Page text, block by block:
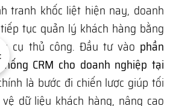
tranh khốc liệt hiện nay, doanh
tục quản lý khách hàng bằng
cụ thủ công. Đầu tư vào phần
CRM cho doanh nghiệp tại
là bước đi chiến lược giúp tối
dữ liệu khách hàng, nâng cao